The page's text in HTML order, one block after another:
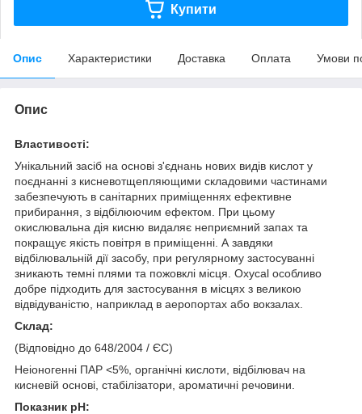
Купити
Опис Характеристики Доставка Оплата Умови
Опис
Властивості:
Унікальний засіб на основі з'єднань нових видів кислот у
поєднанні з кисневотщепляющими складовими частинами
забезпечують в санітарних приміщеннях ефективне
прибирання, з відбілюючим ефектом. При цьому
окислювальна дія кисню видаляє неприємний запах та
покращує якість повітря в приміщенні. А завдяки
відбілювальній дії засобу, при регулярному застосуванні
зникають темні плями та пожовклі місця. Оxycal особливо
добре підходить для застосування в місцях з великою
відвідуваністю, наприклад в аеропортах або вокзалах.
Склад:
(Відповідно до 648/2004 / ЄС)
Неіоногенні ПАР <5%, органічні кислоти, відбілювач на
кисневій основі, стабілізатори, ароматичні речовини.
Показник pH: